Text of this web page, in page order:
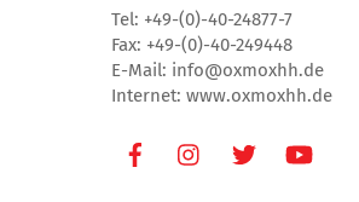
Tel: +49-(0)-40-24877-7
Fax: +49-(0)-40-249448
E-Mail: info@oxmoxhh.de
Internet: www.oxmoxhh.de
FacebookInstagramTwitter